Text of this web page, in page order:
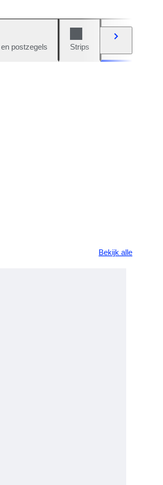
postzegels Strips
Bekijk alle